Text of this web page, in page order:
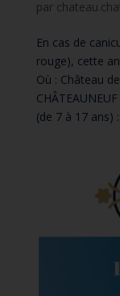
par
En cas de
rouge), cette
Où : Château
(de 7 à 17 ans)